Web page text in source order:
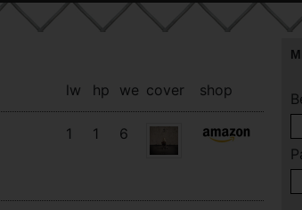
lw hp we cover shop
1 1 6